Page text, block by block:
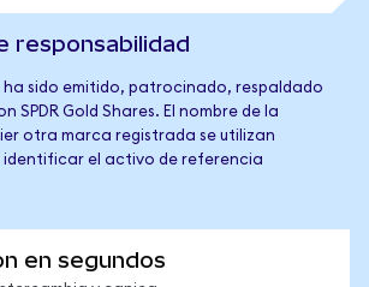
responsabilidad
ha sido emitido, patrocinado, respaldado
SPDR Gold Shares. El nombre de la
otra marca registrada se utilizan
identificar el activo de referencia
en segundos